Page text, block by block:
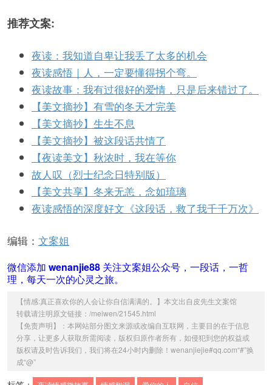
推荐文案:
夜读：我知道自卑让我丢了太多的机会
夜读感悟｜人，一定要懂得拐个弯。
夜读故事：我有过很好的爱情，只是后来错过了。
【美文摘抄】有雪的冬天才完美
【美文摘抄】生生不息
【美文摘抄】被这段话共情了
​【夜读美文】秋浓时，我在等你
故人叹（烈士纪念日特别版）
​【美文共享】冬来无恙，念如琉璃
夜读感悟的深度好文《这段话，救了我千千万次》
编辑： 文案姐
微信添加 wenanjie88 关注文案姐公众号，一段话，一哲
理，每天一次的心灵之旅。
【情感:真正喜欢你的人会让你自信满满的。 】本文出自 皮先生文案馆
转载请注明原文链接：/meiwen/21545.html
【免责声明】：本网站部分图文来源或改编自互联网，主要目的在于信息
分享，让更多人获取所需阅读，版权归原作者所有，如侵犯到您的权益或
版权请及时告诉我们，我们将在24小时内删除！wenanjiejie#qq.com“#”换
成“@”